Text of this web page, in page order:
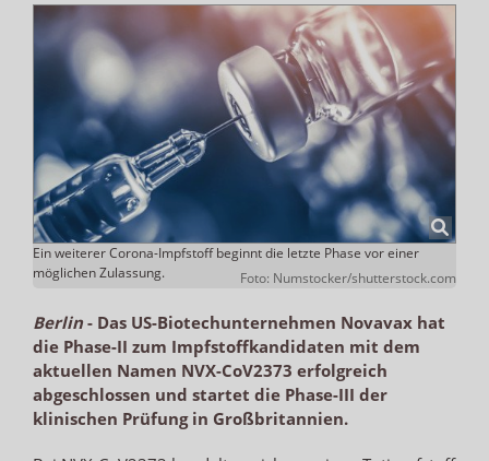
Ein weiterer Corona-Impfstoff beginnt die letzte Phase vor einer
möglichen Zulassung.
Foto: Numstocker/shutterstock.com
Berlin- Das US-Biotechunternehmen Novavax hat
die Phase-II zum Impfstoffkandidaten mit dem
aktuellen Namen NVX-CoV2373 erfolgreich
abgeschlossen und startet die Phase-III der
klinischen Prüfung in Großbritannien.